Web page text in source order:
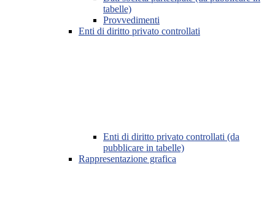
tabelle)
Provvedimenti
Enti di diritto privato controllati
Enti di diritto privato controllati (da
pubblicare in tabelle)
Rappresentazione grafica